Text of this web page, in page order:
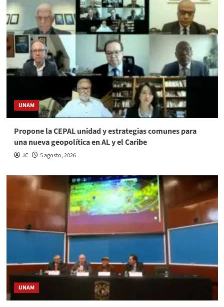
UNAM
Propone la CEPAL unidad y estrategias comunes para
una nueva geopolítica en AL y el Caribe
JC 5 agosto, 2026
UNAM